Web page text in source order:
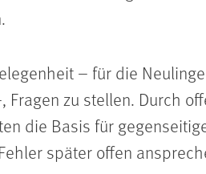
– für die
Fragen zu stellen. Durch
die Basis für
später offen